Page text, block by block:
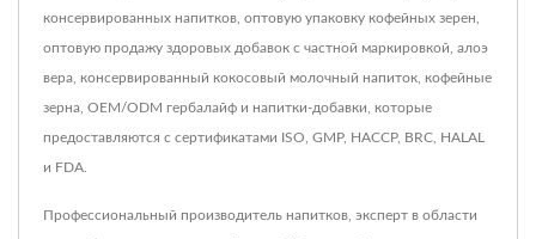
консервированных напитков, оптовую упаковку кофейных зерен,
оптовую продажу здоровых добавок с частной маркировкой, алоэ
вера, консервированный кокосовый молочный напиток, кофейные
зерна, OEM/ODM гербалайф и напитки-добавки, которые
предоставляются с сертификатами ISO, GMP, HACCP, BRC, HALAL
и FDA.
Профессиональный производитель напитков, эксперт в области